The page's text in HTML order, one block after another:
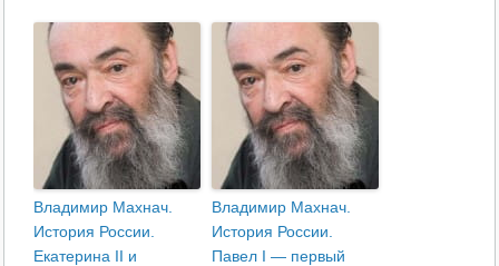
Владимир Махнач.
История России.
Екатерина II и
Владимир Махнач.
История России.
Павел I — первый